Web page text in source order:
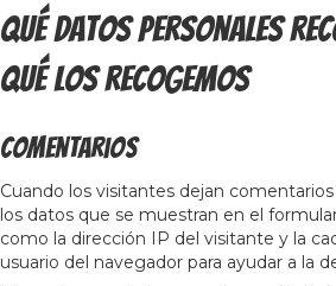
Qué datos personales
qué los recogemos
Comentarios
Cuando los visitantes dejan
los datos que se muestran en el
como la dirección IP del visitante y la
usuario del navegador para ayudar a la